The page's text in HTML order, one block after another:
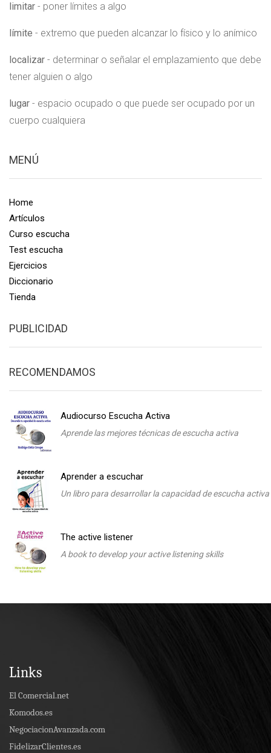
limitar - poner límites a algo
límite - extremo que pueden alcanzar lo físico y lo anímico
localizar - determinar o señalar el emplazamiento que debe
tener alguien o algo
lugar - espacio ocupado o que puede ser ocupado por un
cuerpo cualquiera
MENÚ
Home
Artículos
Curso escucha
Test escucha
Ejercicios
Diccionario
Tienda
PUBLICIDAD
RECOMENDAMOS
Audiocurso Escucha Activa
Aprende las mejores técnicas de escucha activa
Aprender a escuchar
Un libro para desarrollar la capacidad de escucha activa
The active listener
A book to develop your active listening skills
Links
El Comercial.net
Komodos.es
NegociacionAvanzada.com
FidelizarClientes.es